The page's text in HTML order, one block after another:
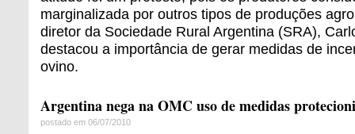
marginalizada por outros tipos de produções
diretor da Sociedade Rural Argentina (SRA),
destacou a importância de gerar medidas de
ovino.
Argentina nega na OMC uso de medidas
postado em 06/07/2010